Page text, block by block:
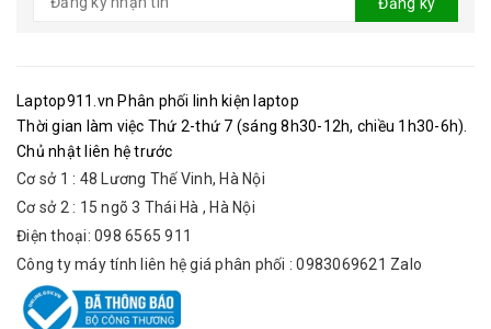
Laptop911.vn Phân phối linh kiện laptop
Thời gian làm việc Thứ 2-thứ 7 (sáng 8h30-12h, chiều 1h30-6h).
Chủ nhật liên hệ trước
Cơ sở 1 : 48 Lương Thế Vinh, Hà Nội
Cơ sở 2 : 15 ngõ 3 Thái Hà , Hà Nội
Điện thoại: 098 6565 911
Công ty máy tính liên hệ giá phân phối : 0983069621 Zalo